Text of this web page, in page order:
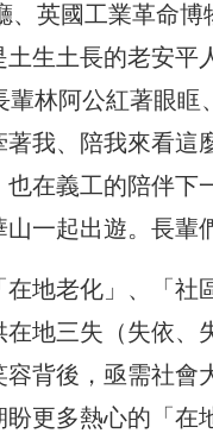
、英國工業革命
生土長的老安平
林阿公紅著眼眶
我、陪我來看這
也在義工的陪伴
一起出遊。長輩
地老化」、「社
在地三失（失依、
背後，亟需社會
更多熱心的「在